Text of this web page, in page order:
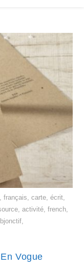
carte, écrit,
activité, french,
Vogue